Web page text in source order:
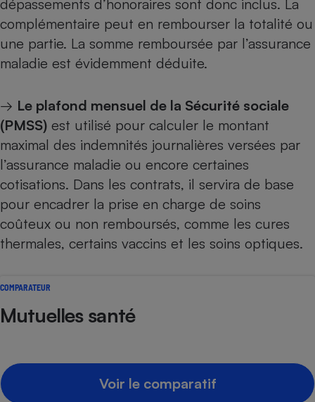
dépassements d’honoraires sont donc inclus. La
complémentaire peut en rembourser la totalité ou
une partie. La somme remboursée par l’assurance
maladie est évidemment déduite.
→ Le plafond mensuel de la Sécurité sociale
(PMSS) est utilisé pour calculer le montant
maximal des indemnités journalières versées par
l’assurance maladie ou encore certaines
cotisations. Dans les contrats, il servira de base
pour encadrer la prise en charge de soins
coûteux ou non remboursés, comme les cures
thermales, certains vaccins et les soins optiques.
COMPARATEUR
Mutuelles santé
Voir le comparatif
Robot ménager